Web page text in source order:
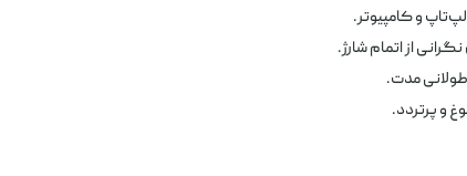
از اتمام شارژ.
مدت.
و پرتردد.